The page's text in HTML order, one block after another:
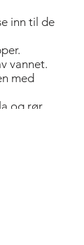
inn til de
vannet.
med
og rør